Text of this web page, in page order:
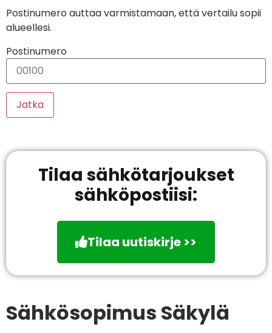
Postinumero auttaa varmistamaan, että vertailu sopii
alueellesi.
Postinumero
Jatka
Tilaa sähkötarjoukset
sähköpostiisi:
Tilaa uutiskirje >>
Sähkösopimus Säkylä